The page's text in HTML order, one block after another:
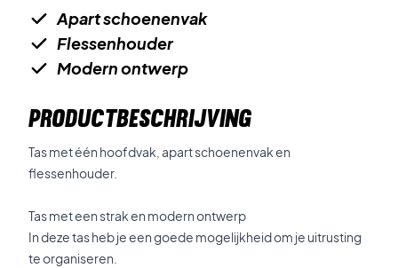
Apart schoenenvak
Flessenhouder
Modern ontwerp
PRODUCTBESCHRIJVING
Tas met één hoofdvak, apart schoenenvak en
flessenhouder.
Tas met een strak en modern ontwerp
In deze tas heb je een goede mogelijkheid om je uitrusting
te organiseren.